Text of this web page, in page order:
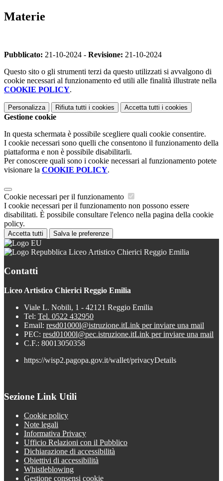
Materie
Pubblicato: 21-10-2024 - Revisione: 21-10-2024
Questo sito o gli strumenti terzi da questo utilizzati si avvalgono di
cookie necessari al funzionamento ed utili alle finalità illustrate nella
COOKIE POLICY.
Personalizza Rifiuta tutti i cookies Accetta tutti i cookies
Gestione cookie
In questa schermata è possibile scegliere quali cookie consentire.
I cookie necessari sono quelli che consentono il funzionamento della
piattaforma e non è possibile disabilitarli.
Per conoscere quali sono i cookie necessari al funzionamento potete
visionare la COOKIE POLICY.
Cookie necessari per il funzionamento
I cookie necessari per il funzionamento non possono essere
disabilitati. È possibile consultare l'elenco nella pagina della cookie
policy.
Accetta tutti Salva le preferenze
Liceo Artistico Chierici Reggio Emilia
Contatti
Liceo Artistico Chierici Reggio Emilia
Viale L. Nobili, 1 - 42121 Reggio Emilia
Tel: Tel. 0522 432950
Email: resd01000l@istruzione.itLink per inviare una mail
PEC: resd01000l@pec.istruzione.itLink per inviare una mail
C.F.: 80013050358
https://wisp2.pagopa.gov.it/wallet/privacyDetails
Sezione Link Utili
Cookie policy
Note legali
Informativa Privacy
Ufficio Relazioni con il Pubblico
Dichiarazione di accessibilità
Obiettivi di accessibilità
Whistleblowing
Gestione consensi cookie